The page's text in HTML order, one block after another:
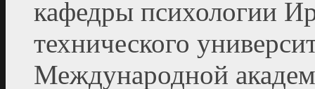
кафедры психологии
технического
Международной